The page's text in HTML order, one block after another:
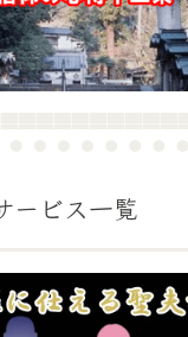
ービス一覧